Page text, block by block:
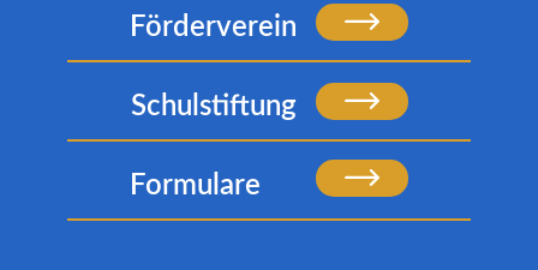
Förderverein
Schulstiftung
Formulare